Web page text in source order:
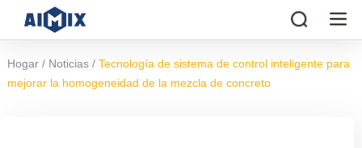
Hogar / Noticias / Tecnología de sistema de control inteligente para
mejorar la homogeneidad de la mezcla de concreto